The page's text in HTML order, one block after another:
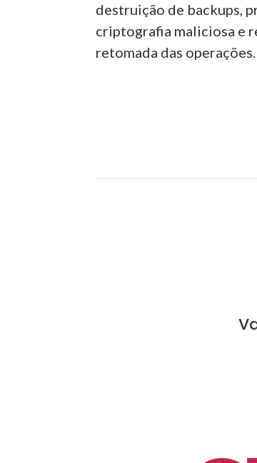
destruição de backups,
criptografia maliciosa e
retomada das operações.